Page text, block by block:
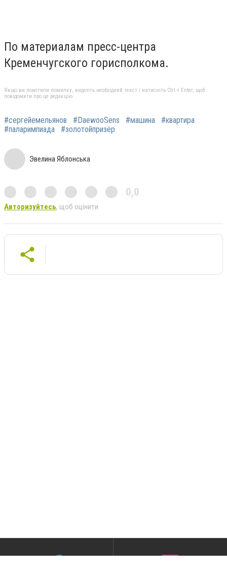
По материалам пресс-центра
Кременчугского горисполкома.
Якщо ви помітили помилку, виділіть необхідний текст і натисніть Ctrl + Enter, щоб
повідомити про це редакцію
#сергейемельянов #DaewooSens #машина
#квартира
#паларимпиада
#золотойпризёр
Эвелина Яблонська
0,0
Авторизуйтесь, щоб оцінити